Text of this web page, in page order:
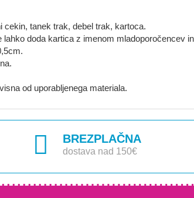
cekin, tanek trak, debel trak, kartoca.
lahko doda kartica z imenom mladoporočencev
od uporabljenega materiala.
BREZPLAČNA
dostava nad 150€